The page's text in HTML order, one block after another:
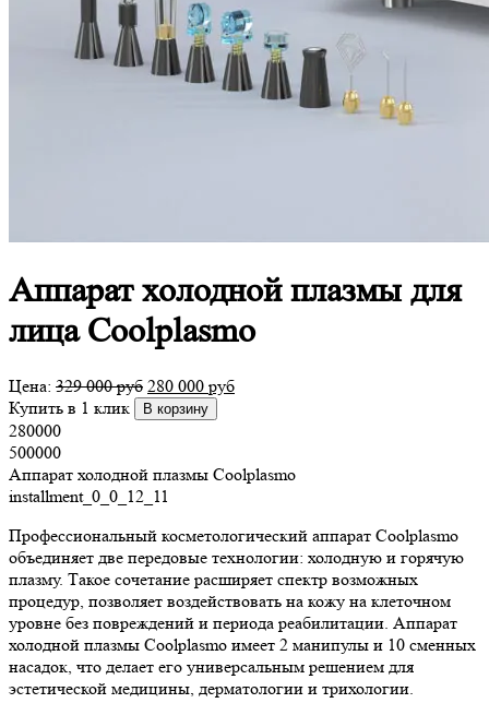
Аппарат холодной плазмы для
лица Coolplasmo
Цена: 329 000руб 280 000 руб
Купить в 1 клик
В корзину
280000
500000
Аппарат холодной плазмы Coolplasmo
installment_0_0_12_11
Профессиональный косметологический аппарат Coolplasmo
объединяет две передовые технологии: холодную и горячую
плазму. Такое сочетание расширяет спектр возможных
процедур, позволяет воздействовать на кожу на клеточном
уровне без повреждений и периода реабилитации. Аппарат
холодной плазмы Coolplasmo имеет 2 манипулы и 10 сменных
насадок, что делает его универсальным решением для
эстетической медицины, дерматологии и трихологии.